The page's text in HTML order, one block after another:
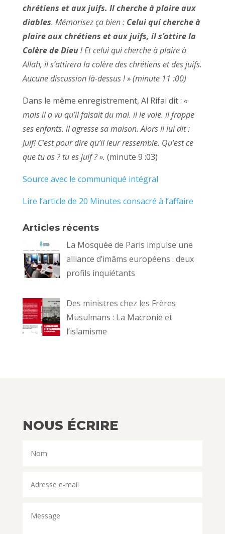
chrétiens et aux juifs. Il cherche à plaire aux
diables. Mémorisez ça bien : Celui qui cherche à
plaire aux chrétiens et aux juifs, il s’attire la
Colère de Dieu! Et celui qui cherche à plaire à
Allah, il s’attirera la colère des chrétiens et des juifs.
Aucune discussion là-dessus ! » (minute 11 :00)
Dans le même enregistrement, Al Rifai dit : «
mais il a vu qu’il faisait du mal. il le vole. il frappe
ses enfants. il agresse sa maison. Alors il lui dit :
Juif! C’est pour dire qu’il leur ressemble. Qu’est ce
que tu as ? tu es juif ? ». (minute 9 :03)
Source avec le communiqué intégral
Lire l’article de 20 Minutes consacré à l’affaire
Articles récents
La Mosquée de Paris impulse une
alliance d’imâms européens : deux
profils inquiétants
Des ministres chez les Frères
Musulmans : La Macronie et
l’islamisme
NOUS ÉCRIRE